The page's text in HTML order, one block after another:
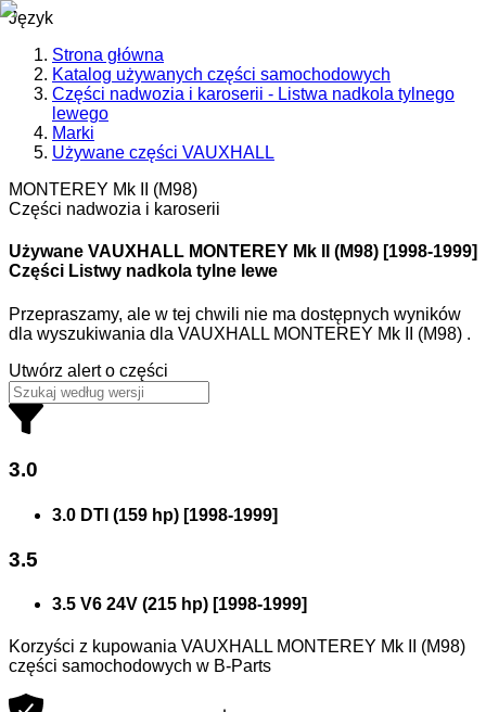
Język
Strona główna
Katalog używanych części samochodowych
Części nadwozia i karoserii - Listwa nadkola tylnego
lewego
Marki
Używane części VAUXHALL
MONTEREY Mk II (M98)
Części nadwozia i karoserii
Używane VAUXHALL MONTEREY Mk II (M98) [1998-1999]
Części Listwy nadkola tylne lewe
Przepraszamy, ale w tej chwili nie ma dostępnych wyników
dla wyszukiwania dla VAUXHALL MONTEREY Mk II (M98) .
Utwórz alert o części
3.0
3.0 DTI (159 hp) [1998-1999]
3.5
3.5 V6 24V (215 hp) [1998-1999]
Korzyści z kupowania VAUXHALL MONTEREY Mk II (M98)
części samochodowych w B-Parts